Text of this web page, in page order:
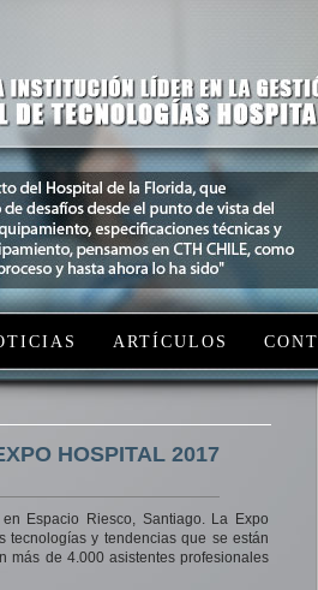
ARTÍCULOS
HOSPITAL 2017
Espacio Riesco, Santiago. La Expo
tecnologías y tendencias que se están
más de 4.000 asistentes profesionales